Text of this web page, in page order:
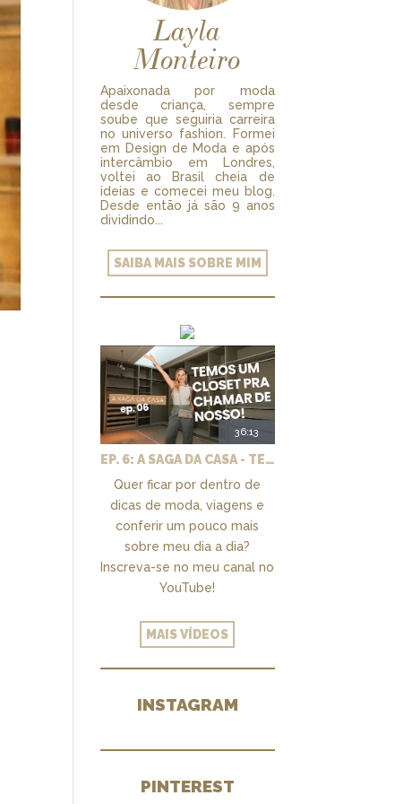
Layla
Monteiro
Apaixonada por moda
desde criança, sempre
soube que seguiria carreira
no universo fashion. Formei
em Design de Moda e após
intercâmbio em Londres,
voltei ao Brasil cheia de
ideias e comecei meu blog.
Desde então já são 9 anos
dividindo...
SAIBA MAIS SOBRE MIM
36:13
EP. 6: A SAGA DA CASA - TEMOS UM CLOSET PRA CHAMAR DE NOSSO + MARCENARIA E PAISAGISMO
Quer ficar por dentro de
dicas de moda, viagens e
conferir um pouco mais
sobre meu dia a dia?
Inscreva-se no meu canal no
YouTube!
MAIS VÍDEOS
INSTAGRAM
PINTEREST